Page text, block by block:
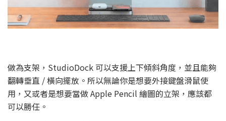
做為支架，StudioDock 可以支援上下傾斜角度，並且能夠
翻轉垂直 / 橫向擺放。所以無論你是想要外接鍵盤滑鼠使
用，又或者是想要當做 Apple Pencil 繪圖的立架，應該都
可以勝任。